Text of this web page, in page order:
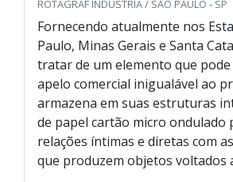
ROTAGRAF INDÚSTRIA / SÃO PAULO - SP
Fornecendo atualmente nos
Paulo, Minas Gerais e Santa
tratar de um elemento que
apelo comercial inigualável ao
armazena em suas estruturas
de papel cartão micro ondulado
relações íntimas e diretas com
que produzem objetos voltados